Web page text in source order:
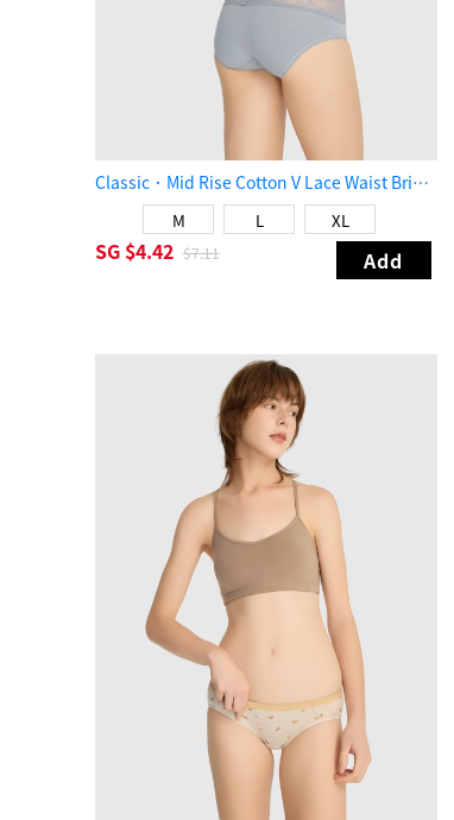
Classic．Mid Rise Cotton V Lace Waist Brief Panty（Quarry）
M L XL
SG $4.42 $7.11 Add